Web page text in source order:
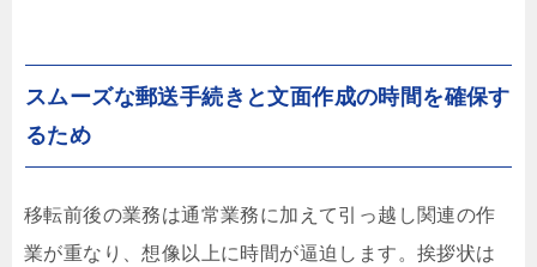
スムーズな郵送手続きと文面作成の時間を確保す
るため
移転前後の業務は通常業務に加えて引っ越し関連の作
業が重なり、想像以上に時間が逼迫します。挨拶状は